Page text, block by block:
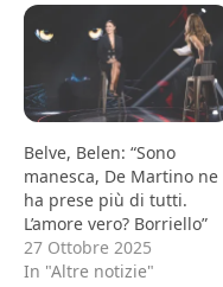
Belve, Belen: “Sono
manesca, De Martino ne
ha prese più di tutti.
L’amore vero? Borriello”
27 Ottobre 2025
In "Altre notizie"